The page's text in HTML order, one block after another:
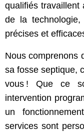
qualifiés travaillent
de la
précises et
Nous comprenons
sa fosse septique,
vous ! Que ce
intervention
un
services sont